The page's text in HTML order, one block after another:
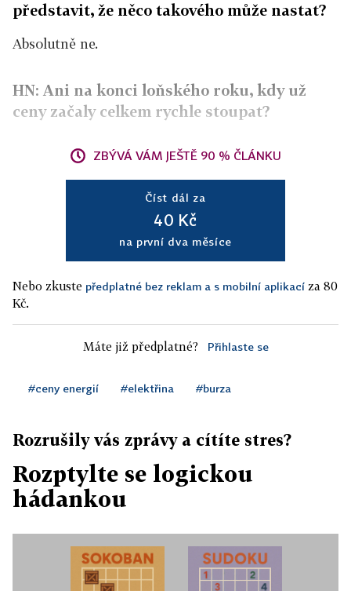
představit, že něco takového může nastat?
Absolutně ne.
HN: Ani na konci loňského roku, kdy už
ceny začaly celkem rychle stoupat?
ZBÝVÁ VÁM JEŠTĚ 90 % ČLÁNKU
Číst dál za
40 Kč
na první dva měsíce
Nebo zkuste předplatné bez reklam a s mobilní aplikací za 80
Kč.
Máte již předplatné? Přihlaste se
#ceny energií #elektřina #burza
Rozrušily vás zprávy a cítíte stres?
Rozptylte se logickou
hádankou